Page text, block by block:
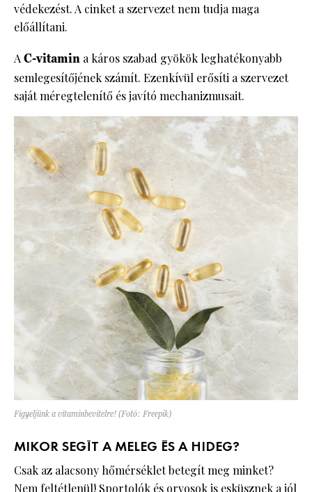
védekezést. A cinket a szervezet nem tudja maga
előállítani.
A C-vitamin a káros szabad gyökök leghatékonyabb
semlegesítőjének számít. Ezenkívül erősíti a szervezet
saját méregtelenítő és javító mechanizmusait.
Figyeljünk a vitaminbevitelre! (Fotó: Freepik)
MIKOR SEGÍT A MELEG ÉS A HIDEG?
Csak az alacsony hőmérséklet betegít meg minket?
Nem feltétlenül! Sportolók és orvosok is esküsznek a jól